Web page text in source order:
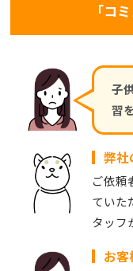
「コ
子
習
弊社
ご依頼
ていた
タッフ
お